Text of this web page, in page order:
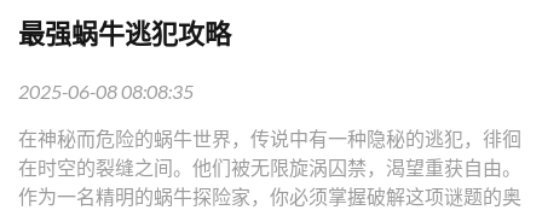
最强蜗牛逃犯攻略
2025-06-08 08:08:35
在神秘而危险的蜗牛世界，传说中有一种隐秘的逃犯，徘徊
在时空的裂缝之间。他们被无限旋涡囚禁，渴望重获自由。
作为一名精明的蜗牛探险家，你必须掌握破解这项谜题的奥